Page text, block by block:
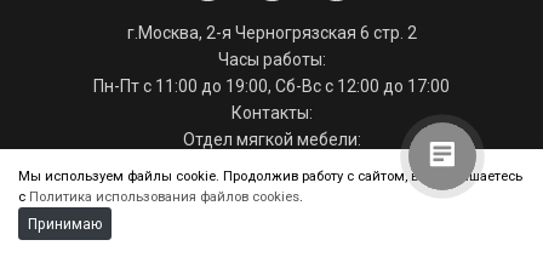
вам. Напишите мне, если у
вас появятся вопросы.
Мы используем файлы cookie. Продолжив работу с сайтом, вы соглашаетесь
с Политика использования файлов cookies.
Принимаю
г.Москва, 2-я Черногрязская 6 стр. 2
Часы работы:
Пн-Пт с 11:00 до 19:00, Сб-Вс с 12:00 до 17:00
Контакты:
Отдел мягкой мебели:
+7 (499) 112-33-48
info@furman-mebel-fabrika.ru